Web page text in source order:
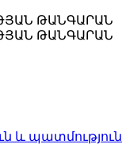
ԹԱՆԳԱՐԱՆ
ԹԱՆԳԱՐԱՆ
և պատմություն